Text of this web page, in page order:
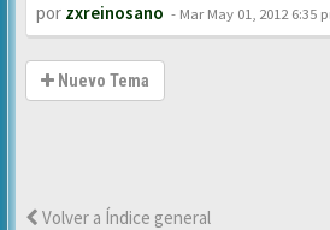
por zxreinosano - Mar May 01, 2012 6:35
Nuevo Tema
Volver a Índice general